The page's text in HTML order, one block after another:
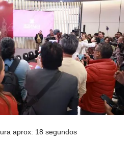
aprox: 18 segundos